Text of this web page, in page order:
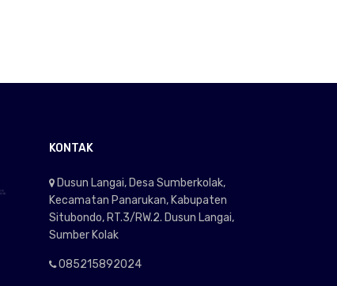
KONTAK
Dusun Langai, Desa Sumberkolak,
Kecamatan Panarukan, Kabupaten
Situbondo, RT.3/RW.2. Dusun Langai,
Sumber Kolak
085215892024